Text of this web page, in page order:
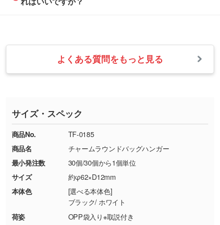
・フルカラーデータを1色に変換してほしい
・1色印刷でグラデーションや濃淡を表現した
い
す。→詳しく見る
・コーポレートカラーを使って印刷したい／印
刷色にこだわりがある
DIC・PANTONEなどのカラーチップの指定や、
現物支給による色指定も承っております。→
しく見る
・背景がある画像からキャラクター部分だけを
らかい雰囲気にしたいときは淡い印刷色が映え
また、お選びいただいた印刷色が本体色に合わ
ない場合や仕上がりに影響しそうな場合は、ス
タッフから別の色をご案内することもございま
フまでご連絡ください。商品の状況を確認し、
・お届け時に商品が損傷・故障している場合
・ご注文と異なる商品が届いた場合
・印刷不良があった場合
※詳しくは「商品の良品基準について
ください。
【返品・交換ができない場合】
・お客様の元で商品を加工された場合、または
商品が破損した場合
・商品到着後7日以上経過している場合
・お客様のご都合による返品・交換依頼(商
品・色・数量などの注文間違い等)
業日以内に担当スタッフよりメールにてご連絡
いたします。
お急ぎの場合はお電話でのご質問も受け付けて
TEL：0422-29-9911 営業時間10:00～
18:00(土日祝日除く)
お問い合わせフォームはこちら
よくある質問をもっと見る
サイズ・スペック
商品No.
TF-0185
商品名
チャームラウンドバッグハンガー
最小発注数
30個/30個から1個単位
サイズ
約φ62×D12mm
本体色
[選べる本体色]
ブラック/ ホワイト
荷姿
OPP袋入り※取説付き